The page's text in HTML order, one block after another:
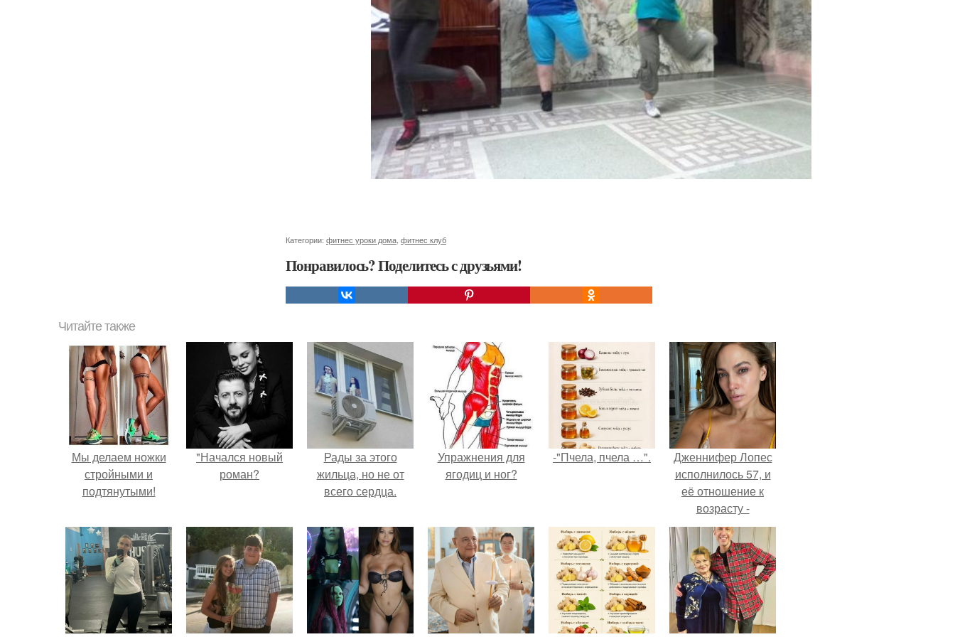
Категории: фитнес уроки дома фитнес клуб
Понравилось? Поделитесь с друзьями!
Читайте также
Мы делаем ножки
стройными и
подтянутыми!
"Начался новый
роман?
Рады за этого
жильца, но не от
всего сердца.
Упражнения для
ягодиц и ног?
-"Пчела, пчела …".
Дженнифер Лопес
исполнилось 57, и
её отношение к
возрасту -
настоящий
манифест
уверенности: "не
говорите, что я
отлично выгляжу
для 57.